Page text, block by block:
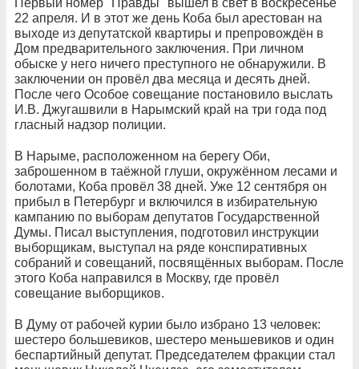
Первый номер "Правды" вышел в свет в воскресенье
22 апреля. И в этот же день Коба был арестован на
выходе из депутатской квартиры и препровождён в
Дом предварительного заключения. При личном
обыске у него ничего преступного не обнаружили. В
заключении он провёл два месяца и десять дней.
После чего Особое совещание постановило выслать
И.В. Джугашвили в Нарымский край на три года под
гласный надзор полиции.
В Нарыме, расположенном на берегу Оби,
заброшенном в таёжной глуши, окружённом лесами и
болотами, Коба провёл 38 дней. Уже 12 сентября он
прибыл в Петербург и включился в избирательную
кампанию по выборам депутатов Государственной
Думы. Писал выступления, подготовил инструкции
выборщикам, выступал на ряде конспиративных
собраний и совещаний, посвящённых выборам. После
этого Коба направился в Москву, где провёл
совещание выборщиков.
В Думу от рабочей курии было избрано 13 человек:
шестеро большевиков, шестеро меньшевиков и один
беспартийный депутат. Председателем фракции стал